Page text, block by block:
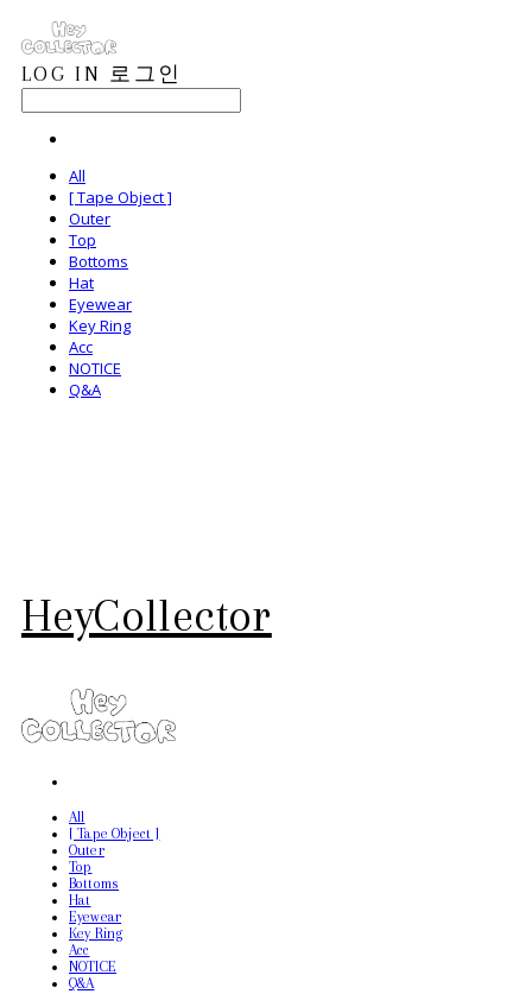
LOG IN 로그인
All
[ Tape Object ]
Outer
Top
Bottoms
Hat
Eyewear
Key Ring
Acc
NOTICE
Q&A
HeyCollector
All
[ Tape Object ]
Outer
Top
Bottoms
Hat
Eyewear
Key Ring
Acc
NOTICE
Q&A